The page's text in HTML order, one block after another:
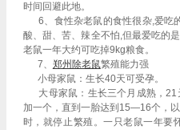
时间回避此地。
6、食性杂老鼠的食性很杂,爱吃
酸、甜、苦、辣全不怕,但最爱吃的
老鼠一年大约可吃掉9kg粮食。
7、 郑州除老鼠繁殖能力强
小母家鼠：生长40天可受孕。
大母家鼠：生长三个月成熟，21
加一个，直到一胎达到15—16个，
时，就停止繁殖。一只老鼠一年要